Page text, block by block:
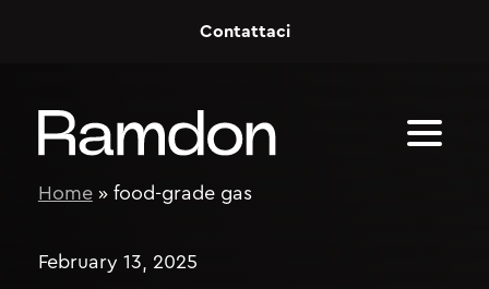
Contattaci
Home» food-grade gas
February 13, 2025